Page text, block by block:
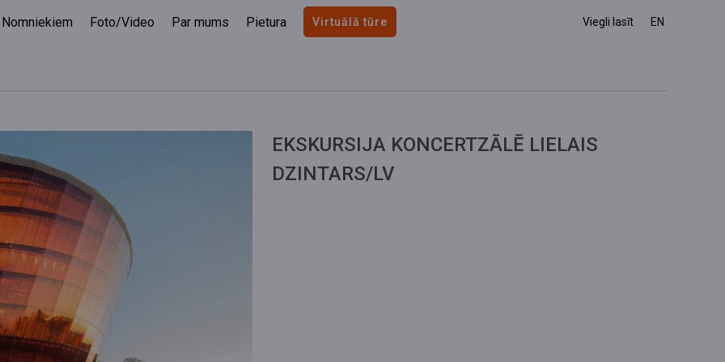
Nomniekiem Foto/Video Par mums Pietura Virtuālā tūre Viegli lasīt EN
EKSKURSIJA KONCERTZĀLĒ LIELAIS
DZINTARS/LV